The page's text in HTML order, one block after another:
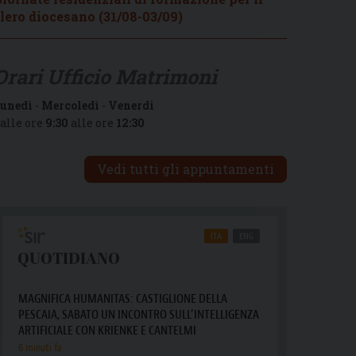
diocesano (31/08-03/09)
- Mercoledì - Venerdì
ore 9:30 alle ore 12:30
Vedi tutti gli appuntamenti